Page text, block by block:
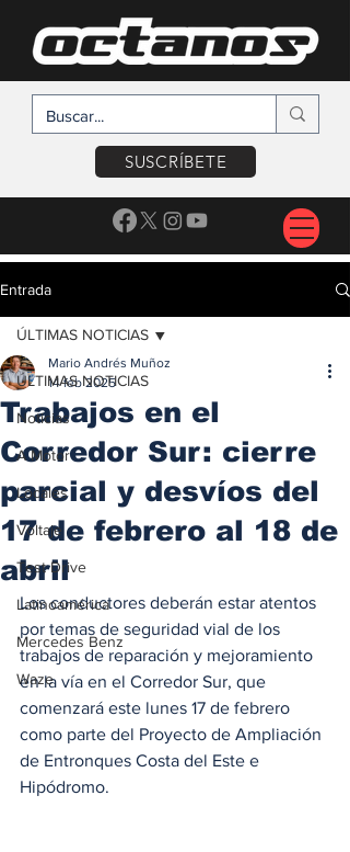
SUSCRÍBETE
Entrada
ÚLTIMAS NOTICIAS
Noticias
A Motor
Locales
Voltaje
Test Drive
Latinoamérica
Mercedes Benz
Waze
ÚLTIMAS NOTICIAS
Trabajos en el
Corredor Sur: cierre
parcial y desvíos del
17 de febrero al 18 de
abril
Mario Andrés Muñoz
14 feb 2025
Los conductores deberán estar atentos
por temas de seguridad vial de los
trabajos de reparación y mejoramiento
en la vía en el Corredor Sur, que
comenzará este lunes 17 de febrero
como parte del Proyecto de Ampliación
de Entronques Costa del Este e
Hipódromo.